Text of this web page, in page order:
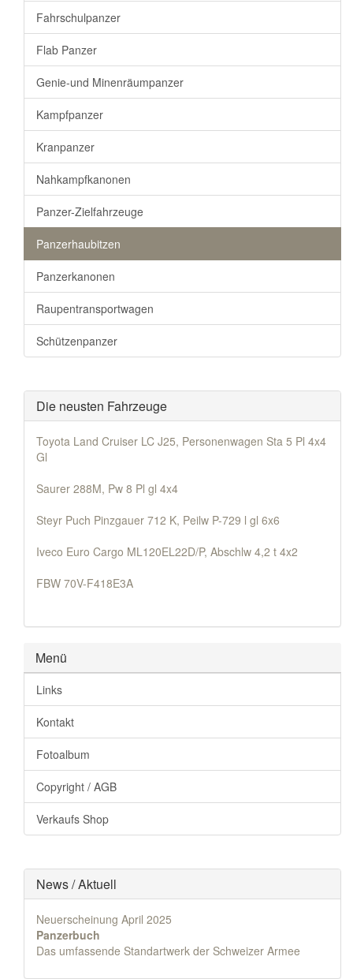
Fahrschulpanzer
Flab Panzer
Genie-und Minenräumpanzer
Kampfpanzer
Kranpanzer
Nahkampfkanonen
Panzer-Zielfahrzeuge
Panzerhaubitzen
Panzerkanonen
Raupentransportwagen
Schützenpanzer
Die neusten Fahrzeuge
Toyota Land Cruiser LC J25, Personenwagen Sta 5 Pl 4x4
Gl
Saurer 288M, Pw 8 Pl gl 4x4
Steyr Puch Pinzgauer 712 K, Peilw P-729 l gl 6x6
Iveco Euro Cargo ML120EL22D/P, Abschlw 4,2 t 4x2
FBW 70V-F418E3A
Menü
Links
Kontakt
Fotoalbum
Copyright / AGB
Verkaufs Shop
News / Aktuell
Neuerscheinung April 2025
Panzerbuch
Das umfassende Standartwerk der Schweizer Armee